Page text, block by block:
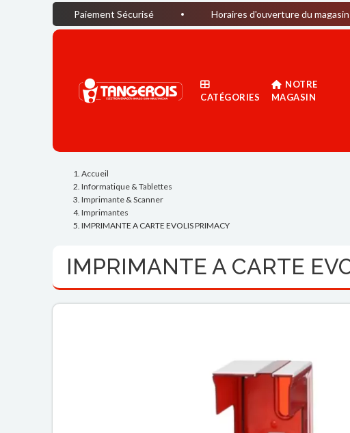
Paiement Sécurisé Horaires d'ouverture du magasin : Du lundi
CATÉGORIES
NOTRE
MAGASIN
Accueil
Informatique & Tablettes
Imprimante & Scanner
Imprimantes
IMPRIMANTE A CARTE EVOLIS PRIMACY
IMPRIMANTE A CARTE